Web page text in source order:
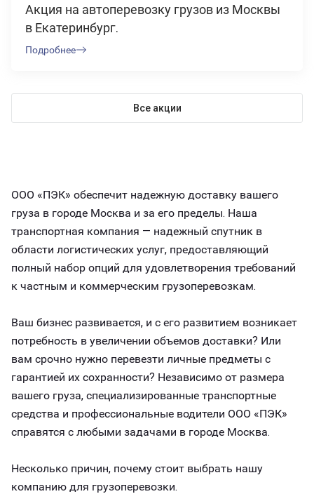
Акция на автоперевозку грузов из Москвы
в Екатеринбург.
Подробнее
Все акции
ООО «ПЭК» обеспечит надежную доставку вашего
груза в городе Москва и за его пределы. Наша
транспортная компания — надежный спутник в
области логистических услуг, предоставляющий
полный набор опций для удовлетворения требований
к частным и коммерческим грузоперевозкам.
Ваш бизнес развивается, и с его развитием возникает
потребность в увеличении объемов доставки? Или
вам срочно нужно перевезти личные предметы с
гарантией их сохранности? Независимо от размера
вашего груза, специализированные транспортные
средства и профессиональные водители ООО «ПЭК»
справятся с любыми задачами в городе Москва.
Несколько причин, почему стоит выбрать нашу
компанию для грузоперевозки.